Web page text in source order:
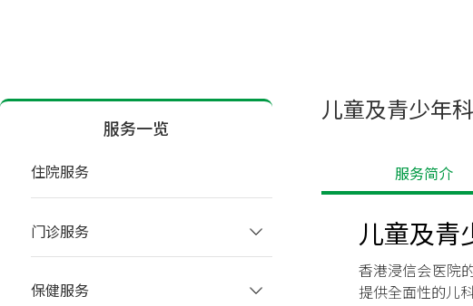
服务一览
住院服务
门诊服务
保健服务
儿童及青少年
服务简介
儿童及青
香港浸信会医院
提供全面性的儿